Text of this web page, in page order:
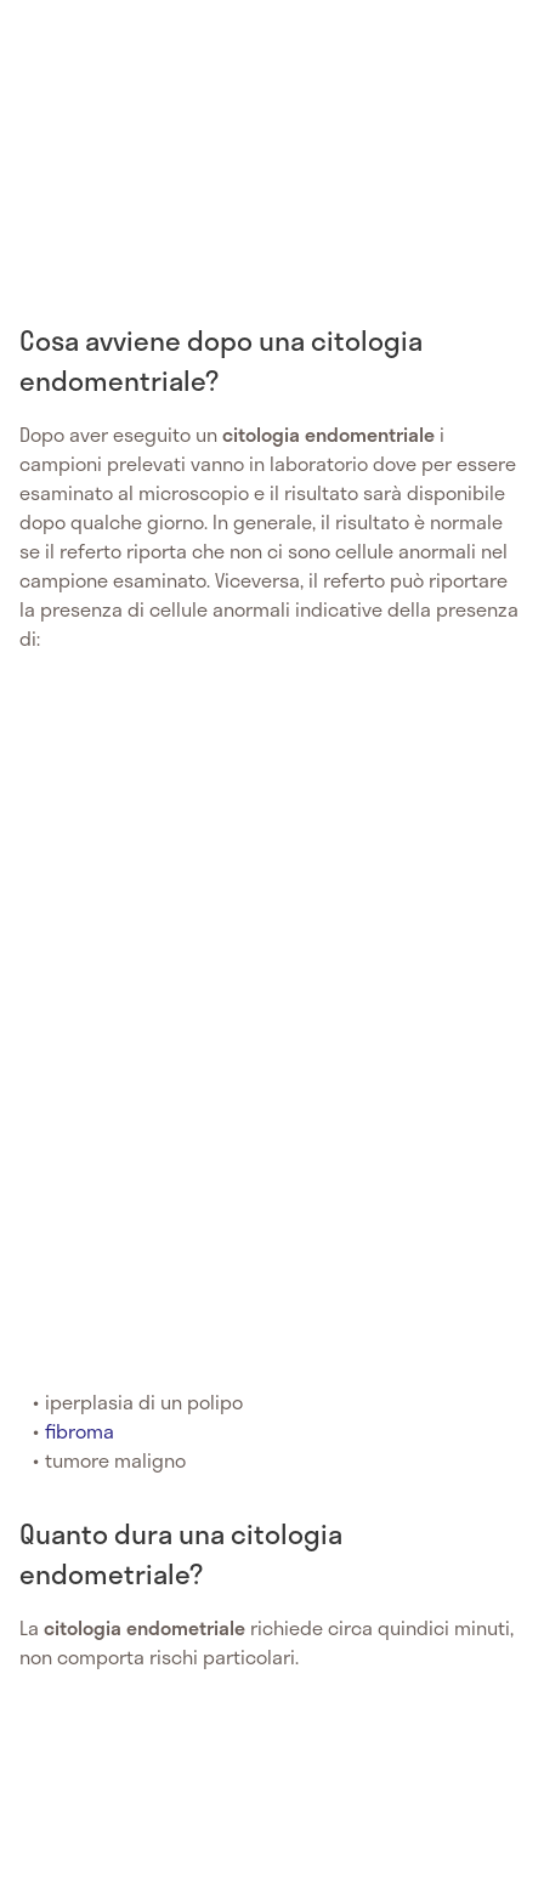
Cosa avviene dopo una citologia
endomentriale?
Dopo aver eseguito uncitologia endomentriale i
campioni prelevati vanno in laboratorio dove per essere
esaminato al microscopio e il risultato sarà disponibile
dopo qualche giorno. In generale, il risultato è normale
se il referto riporta che non ci sono cellule anormali nel
campione esaminato. Viceversa, il referto può riportare
la presenza di cellule anormali indicative della presenza
di:
iperplasia di un polipo
fibroma
tumore maligno
Quanto dura una citologia
endometriale?
La citologia endometriale richiede circa quindici minuti,
non comporta rischi particolari.